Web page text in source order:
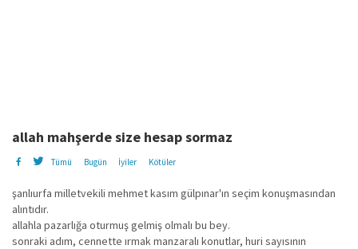
allah mahşerde size hesap sormaz
Tümü Bugün İyiler Kötüler
şanlıurfa milletvekili mehmet kasım gülpınar'ın seçim konuşmasından
alıntıdır.
allahla pazarlığa oturmuş gelmiş olmalı bu bey.
sonraki adım, cennette ırmak manzaralı konutlar, huri sayısının